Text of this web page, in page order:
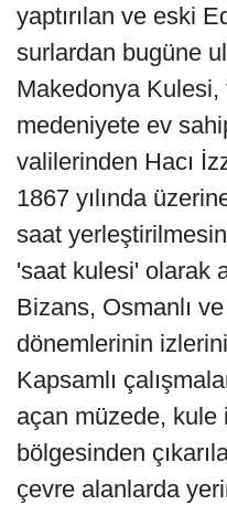
yaptırılan ve eski
surlardan bugüne
Makedonya
medeniyete ev
valilerinden Hacı
1867 yılında
saat
'saat kulesi' olarak
Bizans, Osmanlı
dönemlerinin
Kapsamlı
açan müzede, kule
bölgesinden
çevre alanlarda